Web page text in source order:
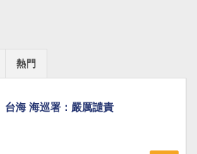
熱門
台海 海巡署：嚴厲譴責